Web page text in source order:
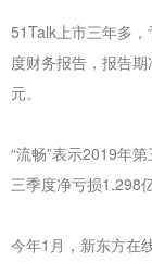
51Talk上市三年多
度财务报告，报告
元。
“流畅”表示2019年
三季度净亏损1.298
今年1月，新东方在